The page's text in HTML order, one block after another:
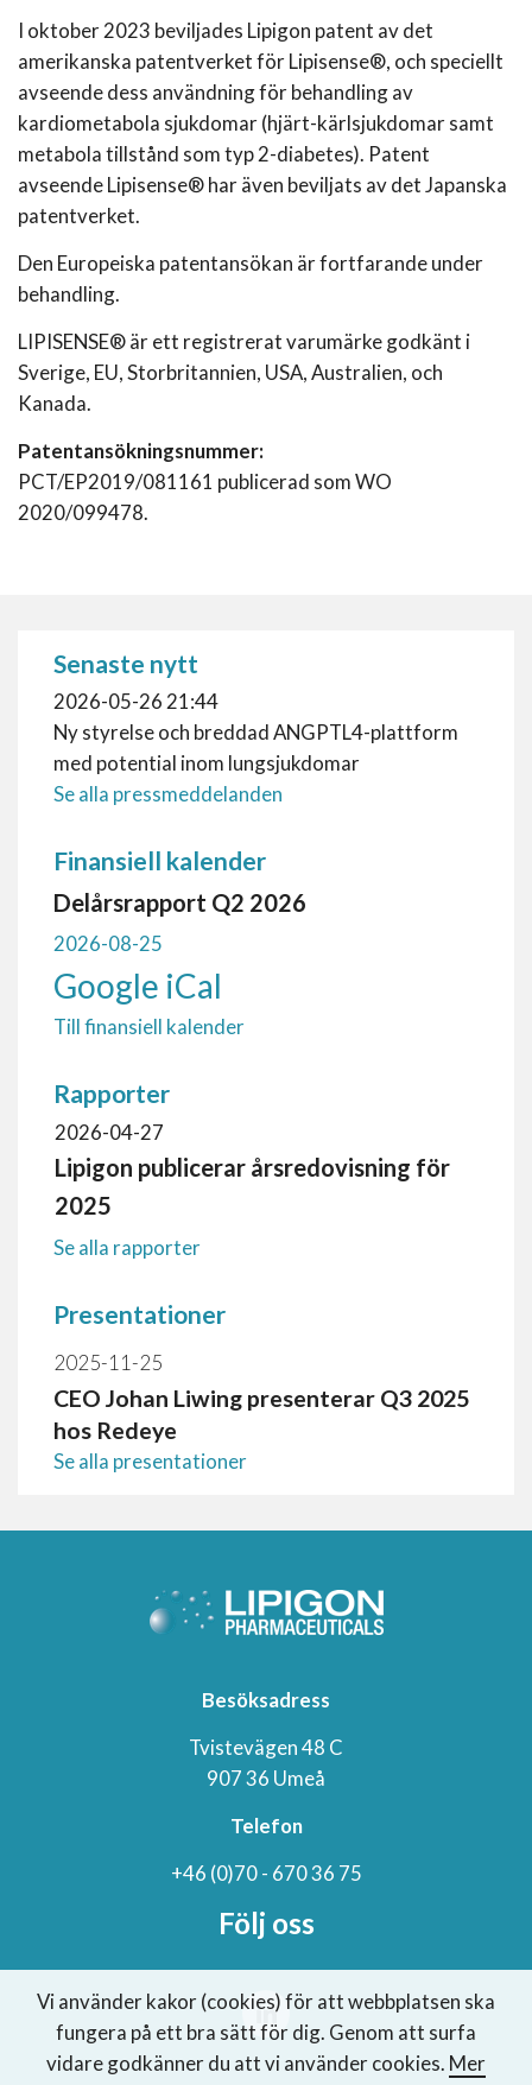
I oktober 2023 beviljades Lipigon patent av det
amerikanska patentverket för Lipisense®, och speciellt
avseende dess användning för behandling av
kardiometabola sjukdomar (hjärt-kärlsjukdomar samt
metabola tillstånd som typ 2-diabetes). Patent
avseende Lipisense® har även beviljats av det Japanska
patentverket.
Den Europeiska patentansökan är fortfarande under
behandling.
LIPISENSE® är ett registrerat varumärke godkänt i
Sverige, EU, Storbritannien, USA, Australien, och
Kanada.
Patentansökningsnummer:
PCT/EP2019/081161 publicerad som WO
2020/099478.
Senaste nytt
2026-05-26 21:44
Ny styrelse och breddad ANGPTL4-plattform
med potential inom lungsjukdomar
Se alla pressmeddelanden
Finansiell kalender
Delårsrapport Q2 2026
2026-08-25
Google iCal
Till finansiell kalender
Rapporter
Lipigon publicerar årsredovisning för
2025
2026-04-27
Se alla rapporter
Presentationer
2025-11-25
CEO Johan Liwing presenterar Q3 2025
hos Redeye
Se alla presentationer
Besöksadress
Tvistevägen 48 C
907 36 Umeå
Telefon
+46 (0)70 - 670 36 75
Följ oss
Vi använder kakor (cookies) för att webbplatsen ska
fungera på ett bra sätt för dig. Genom att surfa
vidare godkänner du att vi använder cookies. Mer